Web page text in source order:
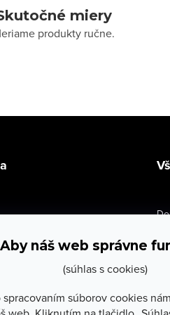
Aby náš web správne
(súhlas s cookies)
spracovaním súborov cookies
miery
produkty ručne.